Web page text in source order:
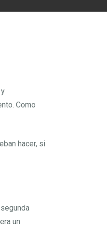
Como
hacer, si
un